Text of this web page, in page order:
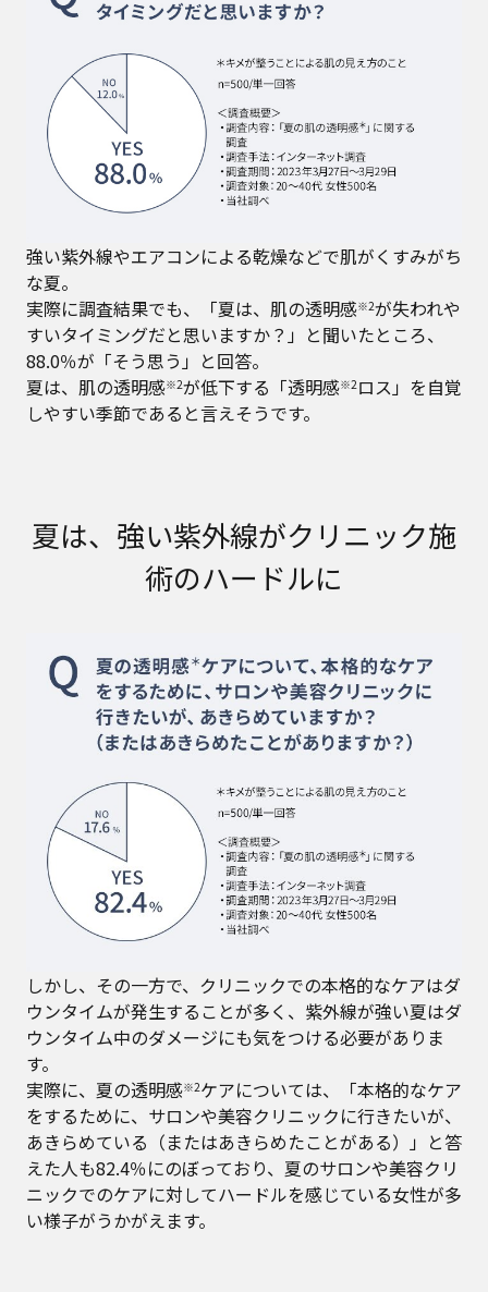
強い紫外線やエアコンによる乾燥などで肌がくすみがち
な夏。
実際に調査結果でも、「夏は、肌の透明感※2が失われや
すいタイミングだと思いますか？」と聞いたところ、
88.0％が「そう思う」と回答。
夏は、肌の透明感※2が低下する「透明感※2 ロス」を自覚
しやすい季節であると言えそうです。
夏は、強い紫外線がクリニック施
術のハードルに
しかし、その一方で、クリニックでの本格的なケアはダ
ウンタイムが発生することが多く、紫外線が強い夏はダ
ウンタイム中のダメージにも気をつける必要がありま
す。
実際に、夏の透明感※2ケアについては、「本格的なケア
をするために、サロンや美容クリニックに行きたいが、
あきらめている（またはあきらめたことがある）」と答
えた人も82.4％にのぼっており、夏のサロンや美容クリ
ニックでのケアに対してハードルを感じている女性が多
い様子がうかがえます。